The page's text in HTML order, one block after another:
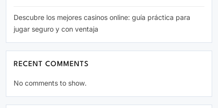
Descubre los mejores casinos online: guía práctica para
jugar seguro y con ventaja
RECENT COMMENTS
No comments to show.